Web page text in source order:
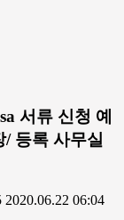
서류 신청 예
등록 사무실
2020.06.22 06:04